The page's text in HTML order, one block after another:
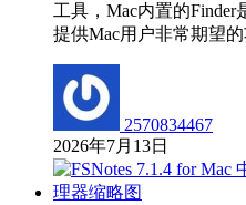
工具，Mac内置的Finder
提供Mac用户非常期望
2570834467
2026年7月13日